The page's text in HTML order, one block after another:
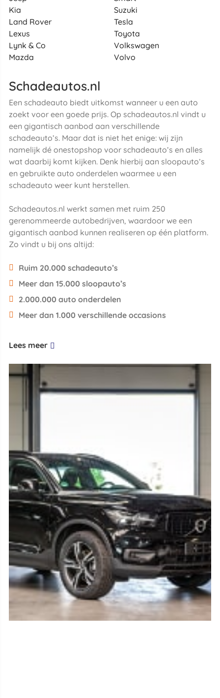
Kia
Land Rover
Lexus
Lynk & Co
Mazda
Suzuki
Tesla
Toyota
Volkswagen
Volvo
Schadeautos.nl
Een schadeauto biedt uitkomst wanneer u een auto
zoekt voor een goede prijs. Op schadeautos.nl vindt u
een gigantisch aanbod aan verschillende
schadeauto’s. Maar dat is niet het enige: wij zijn
namelijk dé onestopshop voor schadeauto’s en alles
wat daarbij komt kijken. Denk hierbij aan sloopauto’s
en gebruikte auto onderdelen waarmee u een
schadeauto weer kunt herstellen.
Schadeautos.nl werkt samen met ruim 250
gerenommeerde autobedrijven, waardoor we een
gigantisch aanbod kunnen realiseren op één platform.
Zo vindt u bij ons altijd:
Ruim 20.000 schadeauto’s
Meer dan 15.000 sloopauto’s
2.000.000 auto onderdelen
Meer dan 1.000 verschillende occasions
Lees meer